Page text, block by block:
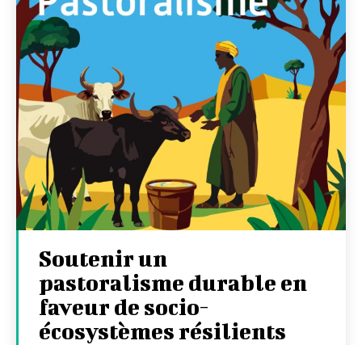
Soutenir un
pastoralisme durable en
faveur de socio-
écosystèmes résilients